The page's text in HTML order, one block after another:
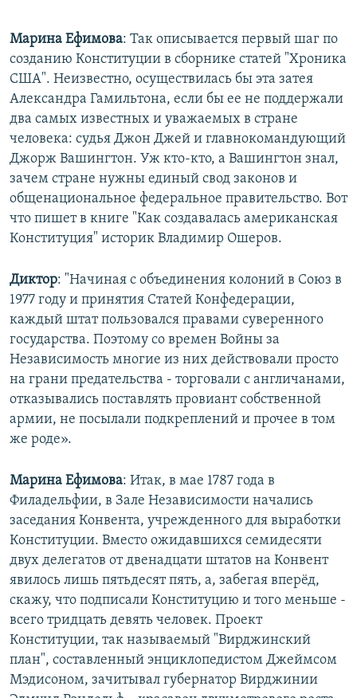
Марина Ефимова: Так описывается первый шаг по
созданию Конституции в сборнике статей "Хроника
США". Неизвестно, осуществилась бы эта затея
Александра Гамильтона, если бы ее не поддержали
два самых известных и уважаемых в стране
человека: судья Джон Джей и главнокомандующий
Джорж Вашингтон. Уж кто-кто, а Вашингтон знал,
зачем стране нужны единый свод законов и
общенациональное федеральное правительство. Вот
что пишет в книге "Как создавалась американская
Конституция" историк Владимир Ошеров.
Диктор: "Начиная с объединения колоний в Союз в
1977 году и принятия Статей Конфедерации,
каждый штат пользовался правами суверенного
государства. Поэтому со времен Войны за
Независимость многие из них действовали просто
на грани предательства - торговали с англичанами,
отказывались поставлять провиант собственной
армии, не посылали подкреплений и прочее в том
же роде».
Марина Ефимова: Итак, в мае 1787 года в
Филадельфии, в Зале Независимости начались
заседания Конвента, учрежденного для выработки
Конституции. Вместо ожидавшихся семидесяти
двух делегатов от двенадцати штатов на Конвент
явилось лишь пятьдесят пять, а, забегая вперёд,
скажу, что подписали Конституцию и того меньше -
всего тридцать девять человек. Проект
Конституции, так называемый "Вирджинский
план", составленный энциклопедистом Джеймсом
Мэдисоном, зачитывал губернатор Вирджинии